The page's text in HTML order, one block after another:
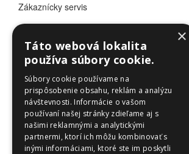
Zákaznícky servis
© Utleurope.com |NajReklama.sk -×
Táto webová lokalita
používa súbory cookie.
Súbory cookie používame na
prispôsobenie obsahu, reklám a analýzu
návštevnosti. Informácie o vašom
používaní našej stránky zdieľame aj s
našimi reklamnými a analytickými
partnermi, ktorí ich môžu kombinovať s
inými informáciami, ktoré ste im poskytli